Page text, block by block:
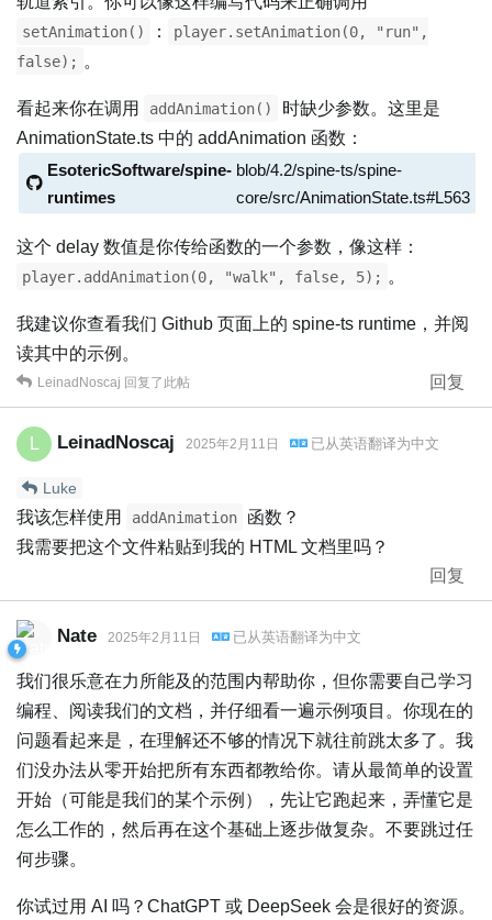
setAnimation() ：
player.setAnimation(0, "run",
false); 。
看起来你在调用 addAnimation()
时缺少参数。这里是
AnimationState.ts 中的 addAnimation 函数：
EsotericSoftware/spine-
runtimes
blob/4.2/spine-ts/spine-
core/src/AnimationState.ts#L563
这个 delay 数值是你传给函数的一个参数，像这样：
player.addAnimation(0, "walk", false, 5); 。
我建议你查看我们 Github 页面上的 spine-ts runtime，并阅
读其中的示例。
回复
LeinadNoscaj 回复了此帖
LeinadNoscaj 2025年2月11日 已从英语翻译为中文
Luke
我该怎样使用 addAnimation
函数？
我需要把这个文件粘贴到我的 HTML 文档里吗？
回复
Nate 2025年2月11日 已从英语翻译为中文
我们很乐意在力所能及的范围内帮助你，但你需要自己学习
编程、阅读我们的文档，并仔细看一遍示例项目。你现在的
问题看起来是，在理解还不够的情况下就往前跳太多了。我
们没办法从零开始把所有东西都教给你。请从最简单的设置
开始（可能是我们的某个示例），先让它跑起来，弄懂它是
怎么工作的，然后再在这个基础上逐步做复杂。不要跳过任
何步骤。
你试过用 AI 吗？ChatGPT 或 DeepSeek 会是很好的资源。